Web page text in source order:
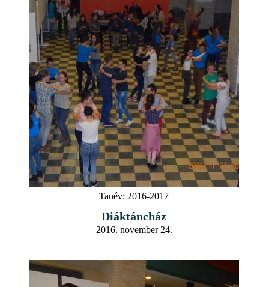
Tanév: 2016-2017
Diáktáncház
2016. november 24.